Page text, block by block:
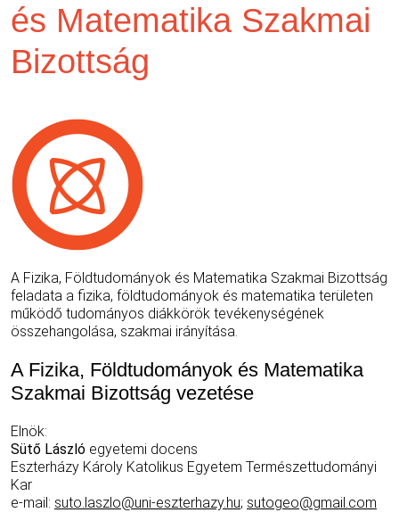
és Matematika Szakmai
Bizottság
A Fizika, Földtudományok és Matematika Szakmai Bizottság
feladata a fizika, földtudományok és matematika területen
működő tudományos diákkörök tevékenységének
összehangolása, szakmai irányítása.
A Fizika, Földtudományok és Matematika
Szakmai Bizottság vezetése
Elnök:
Sütő László egyetemi docens
Eszterházy Károly Katolikus Egyetem Természettudományi
Kar
e-mail: suto.laszlo@uni-eszterhazy.hu; sutogeo@gmail.com